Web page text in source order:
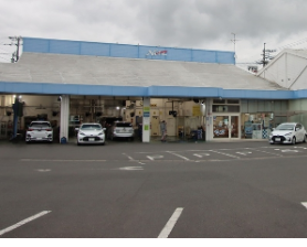
GR86を一部改良しました。
詳しくはこちら